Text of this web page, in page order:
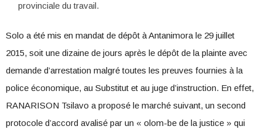
provinciale du travail.
Solo a été mis en mandat de dépôt à Antanimora le 29 juillet
2015, soit une dizaine de jours après le dépôt de la plainte avec
demande d’arrestation malgré toutes les preuves fournies à la
police économique, au Substitut et au juge d’instruction. En effet,
RANARISON Tsilavo a proposé le marché suivant, un second
protocole d’accord avalisé par un « olom-be de la justice » qui